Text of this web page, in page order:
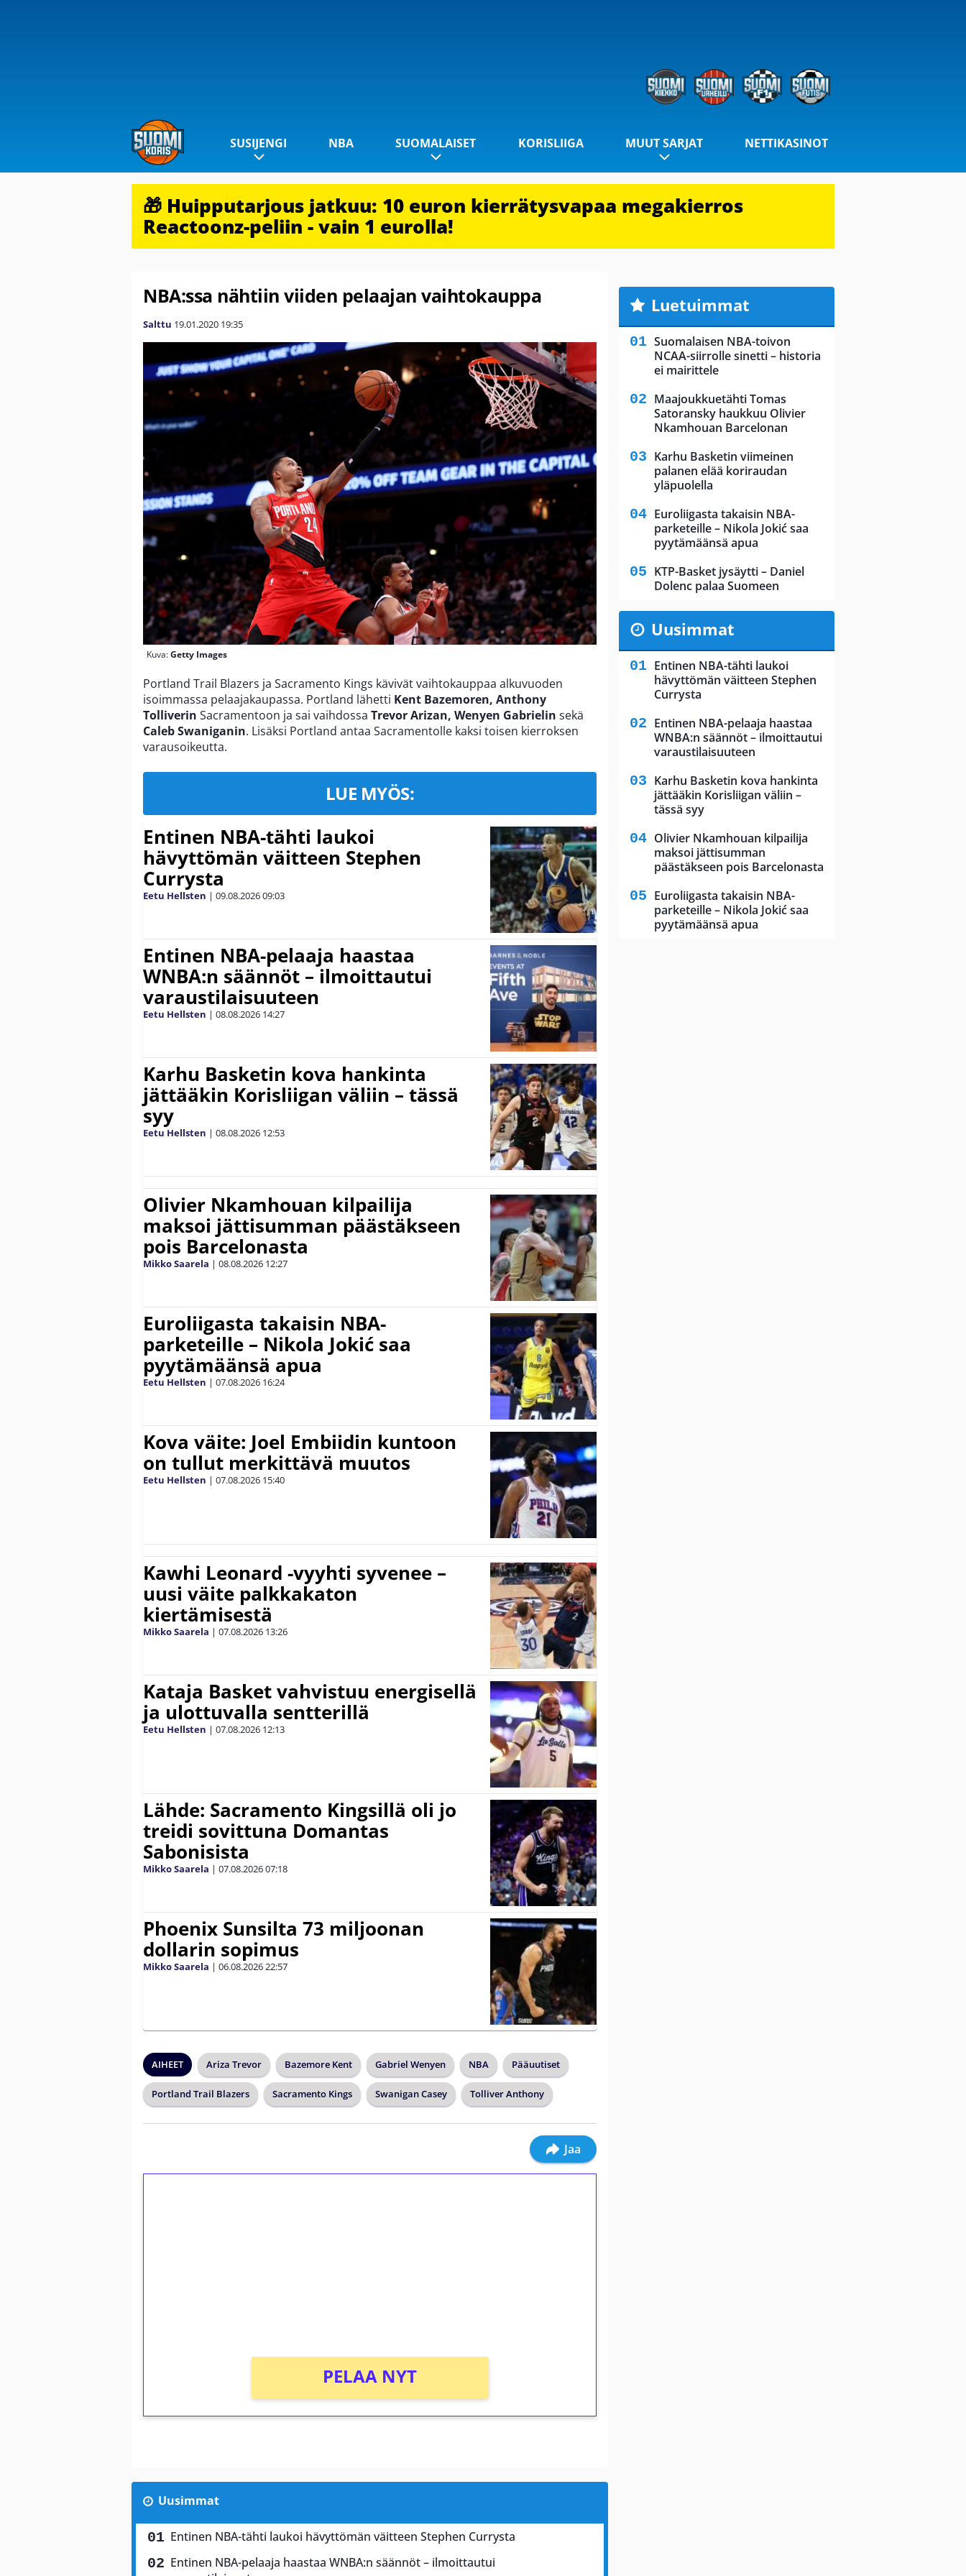
SUSIJENGI NBA SUOMALAISET KORISLIIGA MUUT SARJAT NETTIKASINOT
🎁 Huipputarjous jatkuu: 10 euron kierrätysvapaa megakierros
Reactoonz-peliin - vain 1 eurolla!
NBA:ssa nähtiin viiden pelaajan vaihtokauppa
Salttu 19.01.2020 19:35
Kuva:Getty Images
Portland Trail Blazers ja Sacramento Kings kävivät vaihtokauppaa alkuvuoden
isoimmassa pelaajakaupassa. Portland lähetti Kent Bazemoren, Anthony
Tolliverin Sacramentoon ja sai vaihdossa Trevor Arizan, Wenyen Gabrielin sekä
Caleb Swaniganin. Lisäksi Portland antaa Sacramentolle kaksi toisen kierroksen
varausoikeutta.
LUE MYÖS:
Entinen NBA-tähti laukoi
hävyttömän väitteen Stephen
Currysta
Eetu Hellsten | 09.08.202609:03
Entinen NBA-pelaaja haastaa
WNBA:n säännöt – ilmoittautui
varaustilaisuuteen
Eetu Hellsten | 08.08.2026 14:27
Karhu Basketin kova hankinta
jättääkin Korisliigan väliin – tässä
syy
Eetu Hellsten | 08.08.2026 12:53
Olivier Nkamhouan kilpailija
maksoi jättisumman päästäkseen
pois Barcelonasta
Mikko Saarela | 08.08.2026 12:27
Euroliigasta takaisin NBA-
parketeille – Nikola Jokić saa
pyytämäänsä apua
Eetu Hellsten | 07.08.2026 16:24
Kova väite: Joel Embiidin kuntoon
on tullut merkittävä muutos
Eetu Hellsten | 07.08.2026 15:40
Kawhi Leonard -vyyhti syvenee –
uusi väite palkkakaton
kiertämisestä
Mikko Saarela | 07.08.2026 13:26
Kataja Basket vahvistuu energisellä
ja ulottuvalla sentterillä
Eetu Hellsten | 07.08.2026 12:13
Lähde: Sacramento Kingsillä oli jo
treidi sovittuna Domantas
Sabonisista
Mikko Saarela | 07.08.202607:18
Phoenix Sunsilta 73 miljoonan
dollarin sopimus
Mikko Saarela | 06.08.202622:57
AIHEET Ariza Trevor Bazemore Kent Gabriel Wenyen NBA Pääuutiset
Portland Trail Blazers Sacramento Kings Swanigan Casey Tolliver Anthony
Jaa
PELAA NYT
Uusimmat
Entinen NBA-tähti laukoi hävyttömän väitteen Stephen Currysta
Entinen NBA-pelaaja haastaa WNBA:n säännöt – ilmoittautui
Luetuimmat
Suomalaisen NBA-toivon
NCAA-siirrolle sinetti – historia
ei mairittele
Maajoukkuetähti Tomas
Satoransky haukkuu Olivier
Nkamhouan Barcelonan
Karhu Basketin viimeinen
palanen elää koriraudan
yläpuolella
Euroliigasta takaisin NBA-
parketeille – Nikola Jokić saa
pyytämäänsä apua
KTP-Basket jysäytti – Daniel
Dolenc palaa Suomeen
Uusimmat
Entinen NBA-tähti laukoi
hävyttömän väitteen Stephen
Currysta
Entinen NBA-pelaaja haastaa
WNBA:n säännöt – ilmoittautui
varaustilaisuuteen
Karhu Basketin kova hankinta
jättääkin Korisliigan väliin –
tässä syy
Olivier Nkamhouan kilpailija
maksoi jättisumman
päästäkseen pois Barcelonasta
Euroliigasta takaisin NBA-
parketeille – Nikola Jokić saa
pyytämäänsä apua